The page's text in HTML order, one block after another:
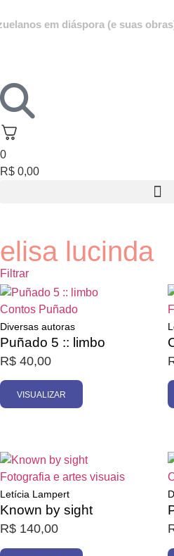
em diáspora (e suas obras).
0
R$ 0,00
elisa lucinda
Filtrar
Promoção
Contos Puñado
Diversas autoras
Puñado 5 :: limbo
R$ 40,00
VISUALIZAR
Fotografia e artes visuais
Letícia Lampert
Known by sight
R$ 140,00